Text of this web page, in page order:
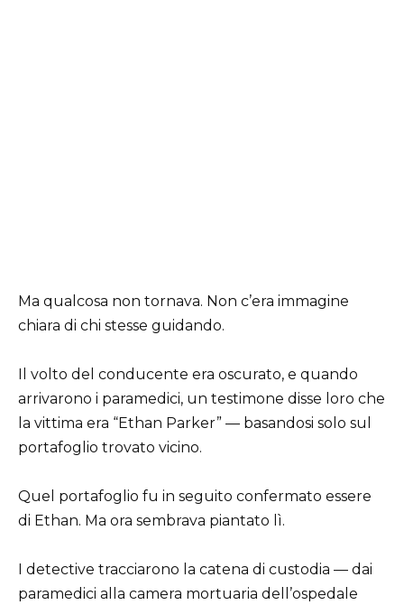
Ma qualcosa non tornava. Non c’era immagine
chiara di chi stesse guidando.
Il volto del conducente era oscurato, e quando
arrivarono i paramedici, un testimone disse loro che
la vittima era “Ethan Parker” — basandosi solo sul
portafoglio trovato vicino.
Quel portafoglio fu in seguito confermato essere
di Ethan. Ma ora sembrava piantato lì.
I detective tracciarono la catena di custodia — dai
paramedici alla camera mortuaria dell’ospedale